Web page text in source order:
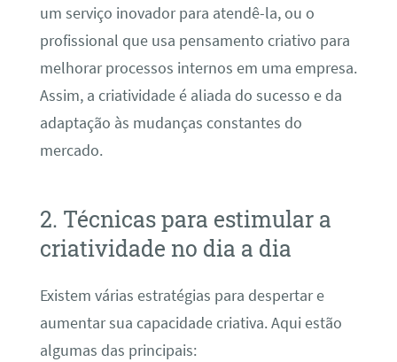
um serviço inovador para atendê-la, ou o
profissional que usa pensamento criativo para
melhorar processos internos em uma empresa.
Assim, a criatividade é aliada do sucesso e da
adaptação às mudanças constantes do
mercado.
2. Técnicas para estimular a
criatividade no dia a dia
Existem várias estratégias para despertar e
aumentar sua capacidade criativa. Aqui estão
algumas das principais: